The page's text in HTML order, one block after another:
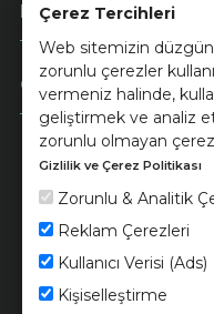
Çerez Tercihleri
Web sitemizin düzgün
zorunlu çerezler
vermeniz halinde,
geliştirmek ve analiz
zorunlu olmayan
Gizlilik ve Çerez Politikası
Zorunlu & Analitik
Reklam Çerezleri
Kullanıcı Verisi (Ads)
Kişiselleştirme
Müşteri Hizmetleri
Ödeme
© 2026 Ünsa Madencilik
Elektrik Üretim San.